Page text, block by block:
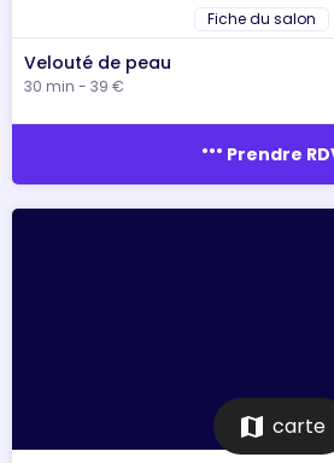
Fiche du salon
Velouté de peau
30 min - 39 €
more_horiz Prendre
map carte